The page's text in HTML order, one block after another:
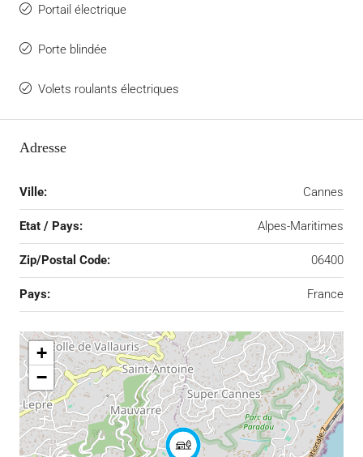
Portail électrique
Porte blindée
Volets roulants électriques
Adresse
Ville: Cannes
Etat / Pays: Alpes-Maritimes
Zip/Postal Code: 06400
Pays: France
+
−